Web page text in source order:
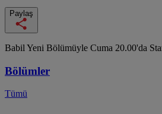
Paylaş
Babil Yeni Bölümüyle Cuma 20.00'da
Bölümler
Tümü